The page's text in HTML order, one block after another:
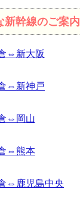
新幹線のご案内
⇔新大阪
⇔新神戸
⇔岡山
⇔熊本
⇔鹿児島中央